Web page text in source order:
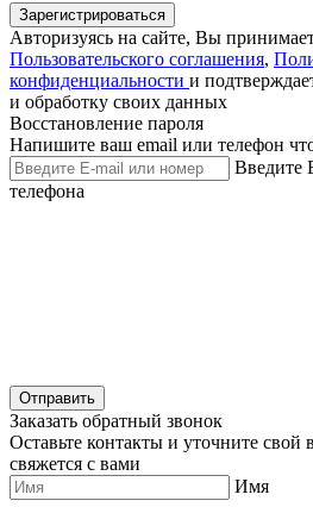
Зарегистрироваться
Авторизуясь на сайте, Вы
Пользовательского соглашения,
конфиденциальности и
и обработку своих данных
Восстановление пароля
Напишите ваш email или телефон
Введите
телефона
Отправить
Заказать обратный звонок
Оставьте контакты и уточните
свяжется с вами
Имя